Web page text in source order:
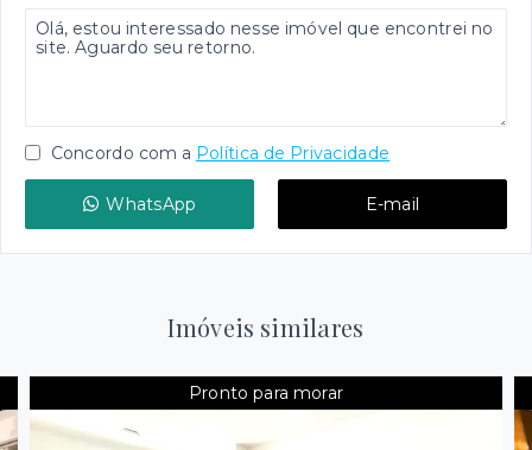
Concordo com a Política de Privacidade
WhatsApp E-mail
Imóveis similares
Pronto para morar